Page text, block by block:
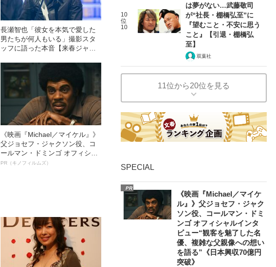
長瀬智也「彼女を本気で愛した
男たちが何人もいる」撮影スタ
ッフに語った本音【来春ジャニ
《映画『Michael／マイケル』》
父ジョセフ・ジャクソン役、コ
ールマン・ドミンゴ オフィシャ
ルインタビュー“観客を魅了した
PR（キノフィルムズ）
10
位
10
は夢がない…武藤敬司
が“社長・棚橋弘至”に
『望むこと・不安に思う
こと』【引退・棚橋弘
至】
双葉社
11位から20位を見る
SPECIAL
PR
《映画『Michael／マイケ
ル』》父ジョセフ・ジャク
ソン役、コールマン・ドミ
ンゴ オフィシャルインタ
ビュー“観客を魅了した名
優、複雑な父親像への想い
を語る”《日本興収70億円
突破》